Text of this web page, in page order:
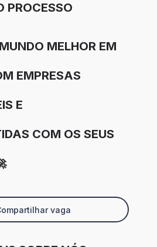
PROCESSO
MELHOR EM
EMPRESAS
E
COM OS SEUS
vaga